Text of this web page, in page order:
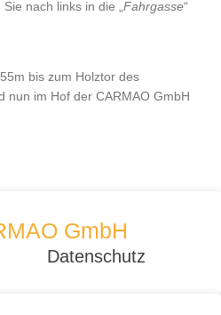
nach links in die „Fahrgasse“
55m bis zum Holztor des
nun im Hof der CARMAO GmbH
GmbH
Datenschutz